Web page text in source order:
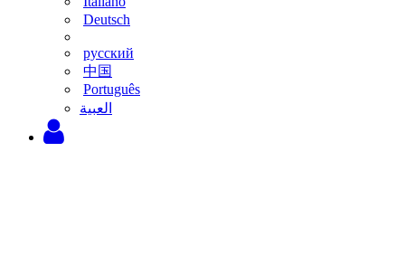
Deutsch
русский
中国
Português
‫العبية